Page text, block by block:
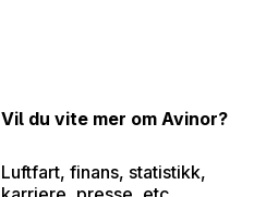
Vil du vite mer om Avinor?
Luftfart, finans, statistikk,